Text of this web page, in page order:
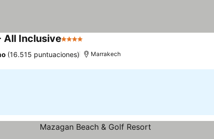
All Inclusive4 Estrellas
(16.515 puntuaciones) Marrakech